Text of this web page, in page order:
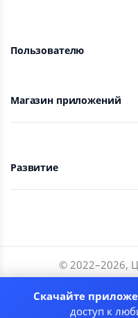
Пользователю
Магазин приложений
Развитие
© 2022–2026,
Разработчики
Соглашение
Скачайте
доступ к